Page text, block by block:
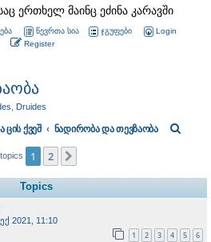
ერთხელ მაინც ეძინა კარავში
წევრთა სია ჯგუფები
Login
Register
Druides
ცის ქვეშ ნადირობა და თევზაობა
h
1 2
Topics
2021, 11:10
1 2 3 4 5 6